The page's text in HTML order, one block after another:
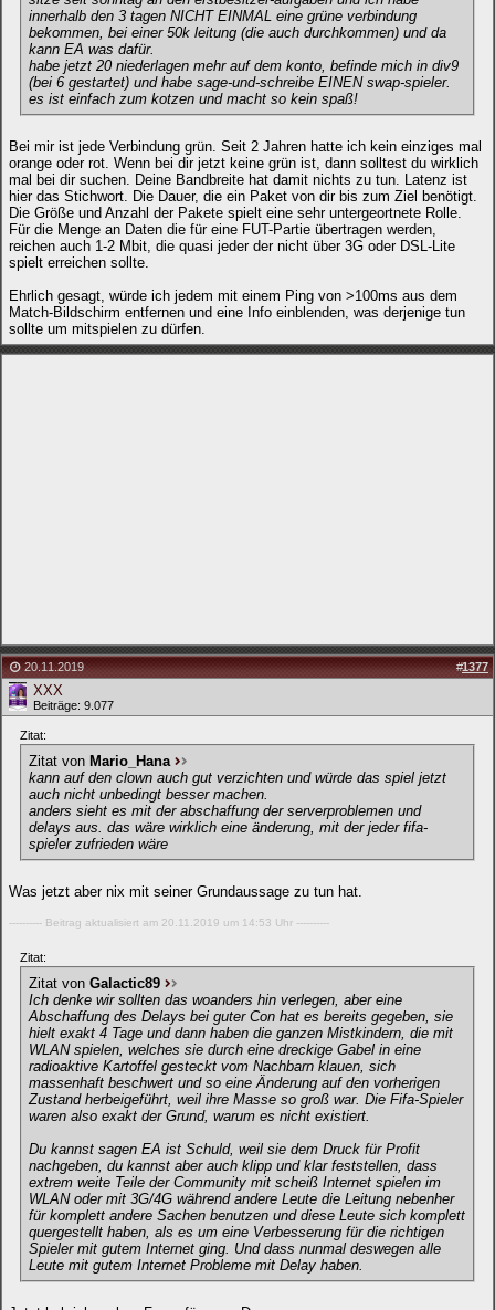
innerhalb den 3 tagen NICHT EINMAL eine grüne verbindung
bekommen, bei einer 50k leitung (die auch durchkommen) und da
kann EA was dafür.
habe jetzt 20 niederlagen mehr auf dem konto, befinde mich in div9
(bei 6 gestartet) und habe sage-und-schreibe EINEN swap-spieler.
es ist einfach zum kotzen und macht so kein spaß!
Bei mir ist jede Verbindung grün. Seit 2 Jahren hatte ich kein einziges mal
orange oder rot. Wenn bei dir jetzt keine grün ist, dann solltest du wirklich
mal bei dir suchen. Deine Bandbreite hat damit nichts zu tun. Latenz ist
hier das Stichwort. Die Dauer, die ein Paket von dir bis zum Ziel benötigt.
Die Größe und Anzahl der Pakete spielt eine sehr untergeortnete Rolle.
Für die Menge an Daten die für eine FUT-Partie übertragen werden,
reichen auch 1-2 Mbit, die quasi jeder der nicht über 3G oder DSL-Lite
spielt erreichen sollte.
Ehrlich gesagt, würde ich jedem mit einem Ping von >100ms aus dem
Match-Bildschirm entfernen und eine Info einblenden, was derjenige tun
sollte um mitspielen zu dürfen.
20.11.2019 #1377
XXX
Beiträge: 9.077
Zitat:
Zitat von Mario_Hana
kann auf den clown auch gut verzichten und würde das spiel jetzt
auch nicht unbedingt besser machen.
anders sieht es mit der abschaffung der serverproblemen und
delays aus. das wäre wirklich eine änderung, mit der jeder fifa-
spieler zufrieden wäre
Was jetzt aber nix mit seiner Grundaussage zu tun hat.
---------- Beitrag aktualisiert am 20.11.2019 um 14:53 Uhr ----------
Zitat:
Zitat von Galactic89
Ich denke wir sollten das woanders hin verlegen, aber eine
Abschaffung des Delays bei guter Con hat es bereits gegeben, sie
hielt exakt 4 Tage und dann haben die ganzen Mistkindern, die mit
WLAN spielen, welches sie durch eine dreckige Gabel in eine
radioaktive Kartoffel gesteckt vom Nachbarn klauen, sich
massenhaft beschwert und so eine Änderung auf den vorherigen
Zustand herbeigeführt, weil ihre Masse so groß war. Die Fifa-Spieler
waren also exakt der Grund, warum es nicht existiert.
Du kannst sagen EA ist Schuld, weil sie dem Druck für Profit
nachgeben, du kannst aber auch klipp und klar feststellen, dass
extrem weite Teile der Community mit scheiß Internet spielen im
WLAN oder mit 3G/4G während andere Leute die Leitung nebenher
für komplett andere Sachen benutzen und diese Leute sich komplett
quergestellt haben, als es um eine Verbesserung für die richtigen
Spieler mit gutem Internet ging. Und dass nunmal deswegen alle
Leute mit gutem Internet Probleme mit Delay haben.